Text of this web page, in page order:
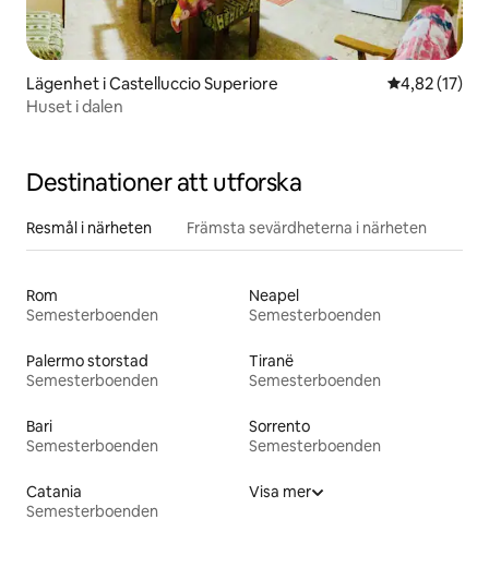
Lägenhet i Castelluccio Superiore 4,82 av 5 i
4,82 (17)
Huset i dalen
Destinationer att utforska
Resmål i närheten Främsta sevärdheterna i närheten
Rom
Semesterboenden
Neapel
Semesterboenden
Palermo storstad
Semesterboenden
Tiranë
Semesterboenden
Bari
Semesterboenden
Sorrento
Semesterboenden
Catania
Semesterboenden
Visa mer